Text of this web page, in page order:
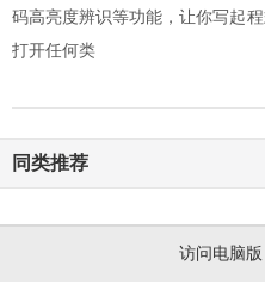
码高亮度辨识等功能，让你写起
打开任何类
同类推荐
访问电脑版